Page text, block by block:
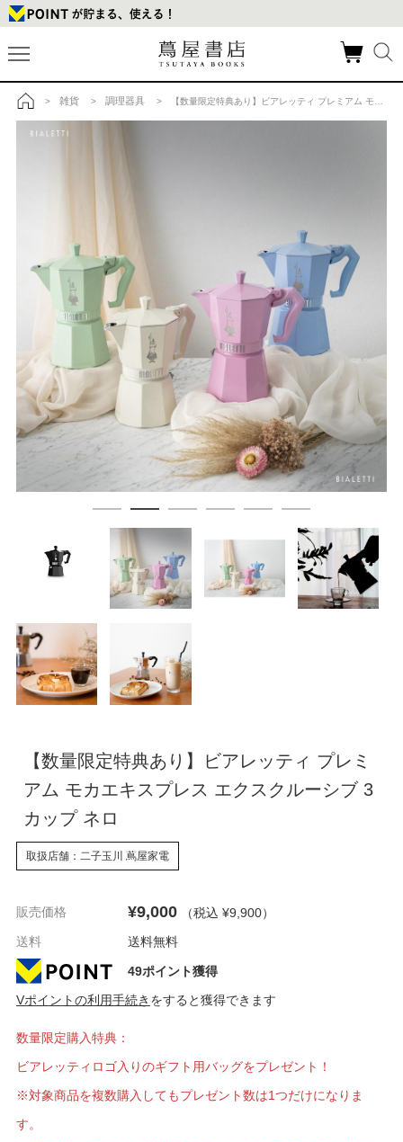
トップ
> 雑貨 > 調理器具 > 【数量限定特典あり】ビアレッティ プレミアム モカエキスプレス エクスクルーシブ 3カップ ネロの商品詳細
【数量限定特典あり】ビアレッティ プレミ
アム モカエキスプレス エクスクルーシブ 3
カップ ネロ
取扱店舗：二子玉川 蔦屋家電
販売価格 ¥9,000 （税込 ¥9,900）
送料
送料無料
49ポイント獲得
Vポイントの利用手続き をすると獲得できます
数量限定購入特典：
ビアレッティロゴ入りのギフト用バッグをプレゼント！
※対象商品を複数購入してもプレゼント数は1つだけになりま
す。